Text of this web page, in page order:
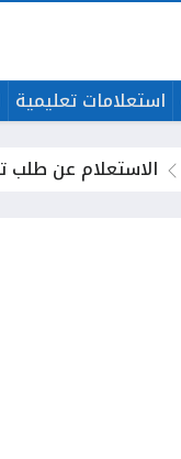
استعلامات تعليمية
الاستعلام عن طلب